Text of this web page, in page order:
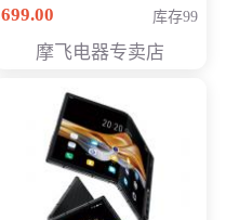
（智能升降养生锅） 会
699.00 库存99
摩飞电器专卖店